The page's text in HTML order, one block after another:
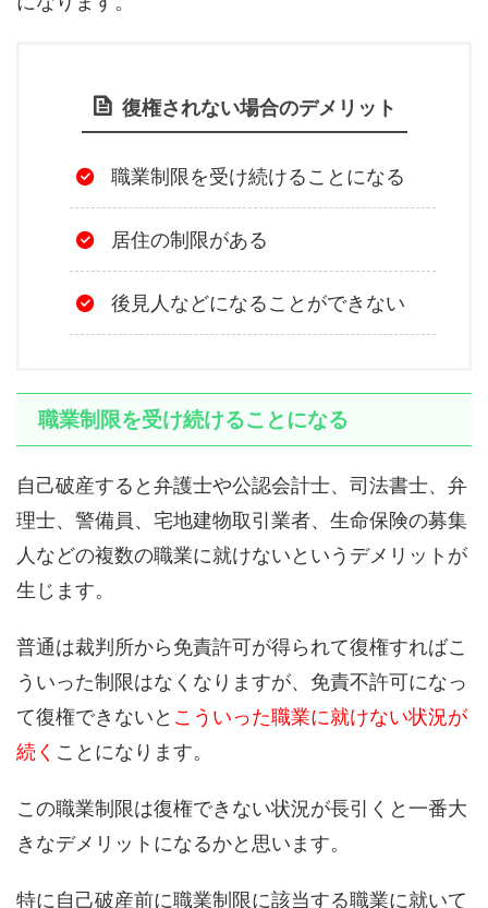
復権されない場合のデメリット
職業制限を受け続けることになる
居住の制限がある
後見人などになることができない
職業制限を受け続けることになる
自己破産すると弁護士や公認会計士、司法書士、弁
理士、警備員、宅地建物取引業者、生命保険の募集
人などの複数の職業に就けないというデメリットが
生じます。
普通は裁判所から免責許可が得られて復権すればこ
ういった制限はなくなりますが、免責不許可になっ
て復権できないと こういった職業に就けない状況が
続く ことになります。
この職業制限は復権できない状況が長引くと一番大
きなデメリットになるかと思います。
特に自己破産前に職業制限に該当する職業に就いて